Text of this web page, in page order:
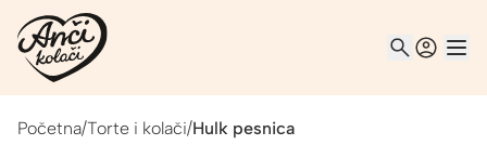
Početna/Torte i kolači/Hulk pesnica